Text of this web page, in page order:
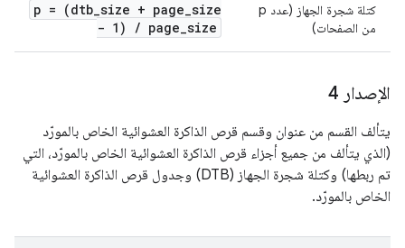
كتلة شجرة الجهاز (عدد p
من الصفحات)
p = (dtb_size + page_size
- 1)
/ page_size
الإصدار 4
يتألف القسم من عنوان وقسم قرص الذاكرة العشوائية الخاص بالمورّد
(الذي يتألف من جميع أجزاء قرص الذاكرة العشوائية الخاص بالمورّد، التي
تم ربطها) وكتلة شجرة الجهاز (DTB) وجدول قرص الذاكرة العشوائية
الخاص بالمورّد.